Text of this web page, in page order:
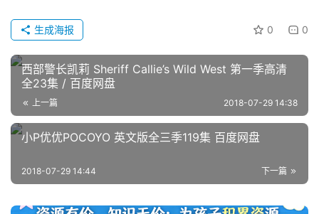
文
资
源
文
画
0 0
生成海报
西部警长凯莉 Sheriff Callie’s Wild West 第一季高清
全23集 / 百度网盘
上一篇 2018-07-29 14:38
小P优优POCOYO 英文版全三季119集 百度网盘
下一篇
2018-07-29 14:44